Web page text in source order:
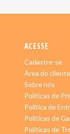
ACESSE
Cadastre-se
Área do cliente
Sobre nós
Políticas de
Política de
Políticas de
Políticas de